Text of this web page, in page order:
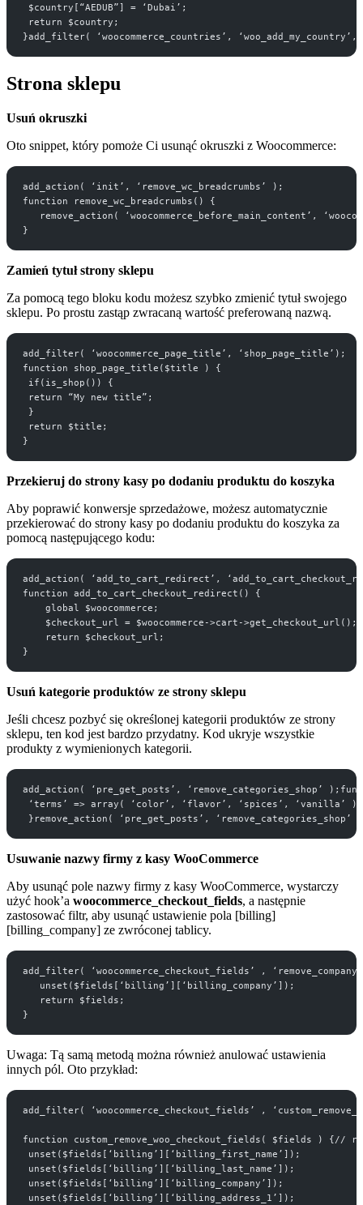
$country[“AEDUB”] = ‘Dubai’;
return $country;
}add_filter( ‘woocommerce_countries’,
Strona sklepu
Usuń okruszki
Oto snippet, który pomoże Ci usunąć okruszki z Woocommerce:
add_action( ‘init’, ‘remove_wc_breadcrumbs’ );
function remove_wc_breadcrumbs() {
remove_action( ‘woocommerce_before_main_content’,
}
Zamień tytuł strony sklepu
Za pomocą tego bloku kodu możesz szybko zmienić tytuł swojego
sklepu. Po prostu zastąp zwracaną wartość preferowaną nazwą.
add_filter( ‘woocommerce_page_title’, ‘shop_page_title’);
function shop_page_title($title ) {
if(is_shop()) {
return “My new title”;
}
return $title;
}
Przekieruj do strony kasy po dodaniu produktu do koszyka
Aby poprawić konwersje sprzedażowe, możesz automatycznie
przekierować do strony kasy po dodaniu produktu do koszyka za
pomocą następującego kodu:
add_action( ‘add_to_cart_redirect’,
function add_to_cart_checkout_redirect() {
    global $woocommerce;
    $checkout_url = $woocommerce->cart->get_checkout_url();
    return $checkout_url;
}
Usuń kategorie produktów ze strony sklepu
Jeśli chcesz pozbyć się określonej kategorii produktów ze strony
sklepu, ten kod jest bardzo przydatny. Kod ukryje wszystkie
produkty z wymienionych kategorii.
add_action( ‘pre_get_posts’, ‘remove_categories_shop’
‘terms’ => array( ‘color’, ‘flavor’, ‘spices’, ‘vanilla’
}remove_action( ‘pre_get_posts’, ‘remove_categories_shop’
Usuwanie nazwy firmy z kasy WooCommerce
Aby usunąć pole nazwy firmy z kasy WooCommerce, wystarczy
użyć hook’a woocommerce_checkout_fields, a następnie
zastosować filtr, aby usunąć ustawienie pola [billing]
[billing_company] ze zwróconej tablicy.
add_filter( ‘woocommerce_checkout_fields’ ,
   unset($fields[‘billing’][‘billing_company’]);
   return $fields;
}
Uwaga: Tą samą metodą można również anulować ustawienia
innych pól. Oto przykład:
add_filter( ‘woocommerce_checkout_fields’ ,
function custom_remove_woo_checkout_fields( $fields ) {//
unset($fields[‘billing’][‘billing_first_name’]);
unset($fields[‘billing’][‘billing_last_name’]);
unset($fields[‘billing’][‘billing_company’]);
unset($fields[‘billing’][‘billing_address_1’]);